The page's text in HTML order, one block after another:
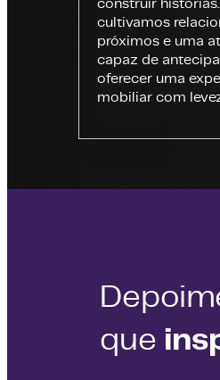
cultivamos
próximos e uma
capaz de
oferecer uma
mobiliar com
que